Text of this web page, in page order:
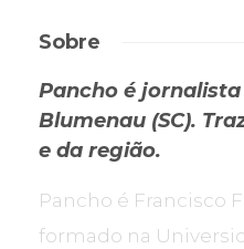
Sobre
Pancho é
Blumenau (SC).
e da região.
Pancho é Francisco
formado na